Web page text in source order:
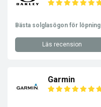
Bästa solglasögon för löpning
Läs recension
Garmin